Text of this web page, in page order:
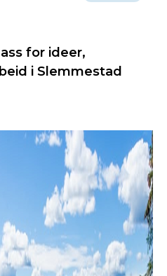
for ideer,
i Slemmestad